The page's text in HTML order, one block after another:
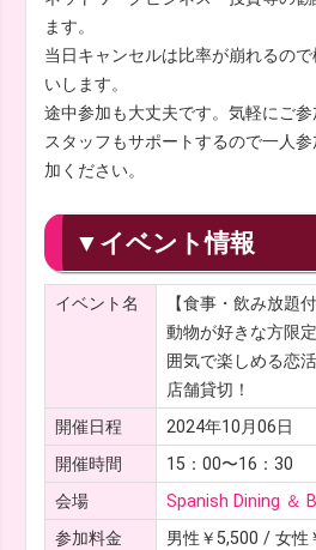
ます。
当日キャンセルは比率が崩れるの
いします。
途中参加も大丈夫です。気軽にご参
スタッフもサポートするので一人
加ください。
▼イベント情報
イベント名
【食事・飲み放題
動物が好きな方限
囲気で楽しめる恋
店舗貸切！
開催日程
2024年10月06日
開催時間
15：00〜16：30
会場
Spanish Dining ＆
参加料金
男性￥5,500 / 女性